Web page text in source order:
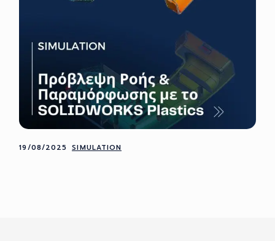
19/08/2025 SIMULATION